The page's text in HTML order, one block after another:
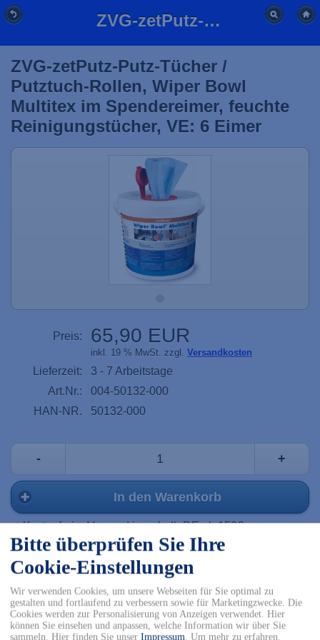
Bitte überprüfen Sie Ihre
Cookie-Einstellungen
Wir verwenden Cookies, um unsere Webseiten für Sie optimal zu
gestalten und fortlaufend zu verbessern sowie für Marketingzwecke. Die
Cookies werden zur Personalisierung von Anzeigen verwendet. Hier
können Sie einsehen und anpassen, welche Information wir über Sie
sammeln. Hier finden Sie unser Impressum. Um mehr zu erfahren,
ZVG-zetPutz-Putz-Tücher / Putztuch-Rollen, Wiper Bowl Multitex im Spendereimer, feuchte Reinigungstücher, VE: 6 Eimer
ZVG-zetPutz-Putz-Tücher /
Putztuch-Rollen, Wiper Bowl
Multitex im Spendereimer, feuchte
Reinigungstücher, VE: 6 Eimer
Preis: 65,90 EUR
inkl. 19 % MwSt. zzgl. Versandkosten
Lieferzeit:
3 - 7 Arbeitstage
Art.Nr.:
004-50132-000
HAN-NR.
50132-000
- +
In den Warenkorb
✓ Kostenfreier Versand innerhalb DE ab 150€
✓ Versand mit DHL
✓ Kostenfreier Rückversand
✓ Sicher Einkaufen & Bezahlen
Details